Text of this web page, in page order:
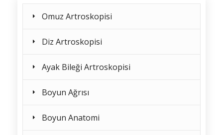
Omuz Artroskopisi
Diz Artroskopisi
Ayak Bileği Artroskopisi
Boyun Ağrısı
Boyun Anatomi